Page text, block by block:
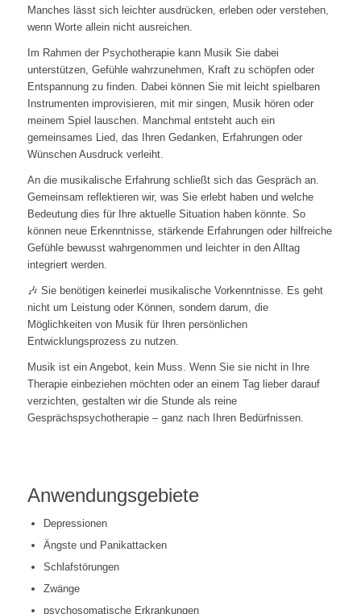
Manches lässt sich leichter ausdrücken, erleben oder verstehen,
wenn Worte allein nicht ausreichen.
Im Rahmen der Psychotherapie kann Musik Sie dabei
unterstützen, Gefühle wahrzunehmen, Kraft zu schöpfen oder
Entspannung zu finden. Dabei können Sie mit leicht spielbaren
Instrumenten improvisieren, mit mir singen, Musik hören oder
meinem Spiel lauschen. Manchmal entsteht auch ein
gemeinsames Lied, das Ihren Gedanken, Erfahrungen oder
Wünschen Ausdruck verleiht.
An die musikalische Erfahrung schließt sich das Gespräch an.
Gemeinsam reflektieren wir, was Sie erlebt haben und welche
Bedeutung dies für Ihre aktuelle Situation haben könnte. So
können neue Erkenntnisse, stärkende Erfahrungen oder hilfreiche
Gefühle bewusst wahrgenommen und leichter in den Alltag
integriert werden.
🎶 Sie benötigen keinerlei musikalische Vorkenntnisse. Es geht
nicht um Leistung oder Können, sondern darum, die
Möglichkeiten von Musik für Ihren persönlichen
Entwicklungsprozess zu nutzen.
Musik ist ein Angebot, kein Muss. Wenn Sie sie nicht in Ihre
Therapie einbeziehen möchten oder an einem Tag lieber darauf
verzichten, gestalten wir die Stunde als reine
Gesprächspsychotherapie – ganz nach Ihren Bedürfnissen.
Anwendungsgebiete
Depressionen
Ängste und Panikattacken
Schlafstörungen
Zwänge
psychosomatische Erkrankungen